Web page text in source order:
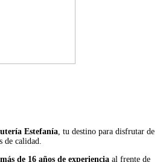
Estefanía , tu destino para disfrutar de
de calidad.
más de 16 años de experiencia al frente de